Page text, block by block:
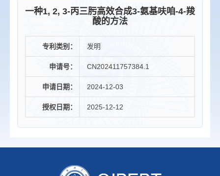
一种1, 2, 3-丙三肟高效合成3-氨基呋咱-4-羧
酸的方法
专利类别： 发明
申请号： CN202411757384.1
申请日期： 2024-12-03
授权日期： 2025-12-12